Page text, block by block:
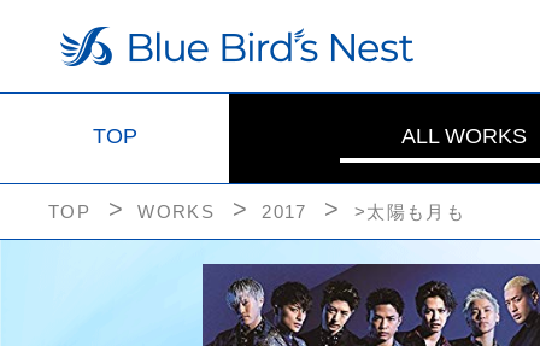
TOP ALL WORKS
TOP WORKS 2017 >太陽も月も